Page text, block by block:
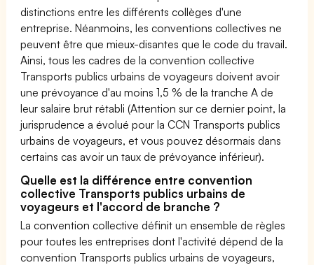
distinctions entre les différents collèges d'une
entreprise. Néanmoins, les conventions collectives ne
peuvent être que mieux-disantes que le code du travail.
Ainsi, tous les cadres de la convention collective
Transports publics urbains de voyageurs doivent avoir
une prévoyance d'au moins 1,5 % de la tranche A de
leur salaire brut rétabli (Attention sur ce dernier point, la
jurisprudence a évolué pour la CCN Transports publics
urbains de voyageurs, et vous pouvez désormais dans
certains cas avoir un taux de prévoyance inférieur).
Quelle est la différence entre convention
collective Transports publics urbains de
voyageurs et l'accord de branche ?
La convention collective définit un ensemble de règles
pour toutes les entreprises dont l'activité dépend de la
convention Transports publics urbains de voyageurs,